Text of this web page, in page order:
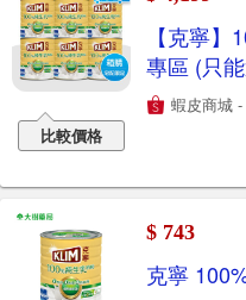
比較價格
【克寧
專區 (只
蝦皮商城
$ 743
克寧